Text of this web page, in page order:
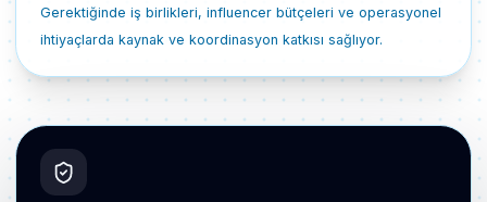
Gerektiğinde iş birlikleri, influencer bütçeleri ve operasyonel
ihtiyaçlarda kaynak ve koordinasyon katkısı sağlıyor.